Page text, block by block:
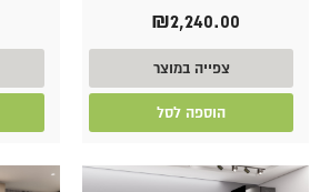
₪2,240.00
צפייה במוצר
הוספה לסל